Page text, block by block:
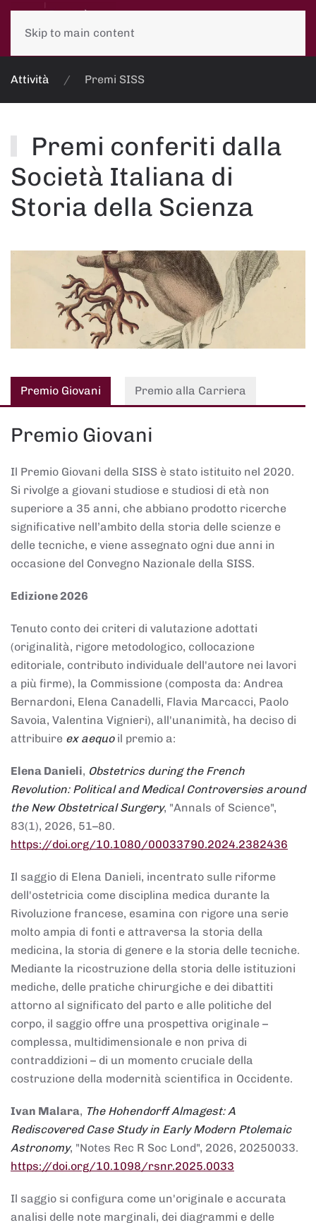
Skip to main content
Attività Premi SISS
Premi conferiti dalla
Società Italiana di
Storia della Scienza
Premio Giovani Premio alla Carriera
Premio Giovani
Il Premio Giovani della SISS è stato istituito nel 2020.
Si rivolge a giovani studiose e studiosi di età non
superiore a 35 anni, che abbiano prodotto ricerche
significative nell’ambito della storia delle scienze e
delle tecniche, e viene assegnato ogni due anni in
occasione del Convegno Nazionale della SISS.
Edizione 2026
Tenuto conto dei criteri di valutazione adottati
(originalità, rigore metodologico, collocazione
editoriale, contributo individuale dell'autore nei lavori
a più firme), la Commissione (composta da: Andrea
Bernardoni, Elena Canadelli, Flavia Marcacci, Paolo
Savoia, Valentina Vignieri), all'unanimità, ha deciso di
attribuire ex aequoil premio a:
Elena Danieli, Obstetrics during the French
Revolution: Political and Medical Controversies around
the New Obstetrical Surgery, "Annals of Science",
83(1), 2026, 51–80.
https://doi.org/10.1080/00033790.2024.2382436
Il saggio di Elena Danieli, incentrato sulle riforme
dell'ostetricia come disciplina medica durante la
Rivoluzione francese, esamina con rigore una serie
molto ampia di fonti e attraversa la storia della
medicina, la storia di genere e la storia delle tecniche.
Mediante la ricostruzione della storia delle istituzioni
mediche, delle pratiche chirurgiche e dei dibattiti
attorno al significato del parto e alle politiche del
corpo, il saggio offre una prospettiva originale –
complessa, multidimensionale e non priva di
contraddizioni – di un momento cruciale della
costruzione della modernità scientifica in Occidente.
Ivan Malara, The Hohendorff Almagest: A
Rediscovered Case Study in Early Modern Ptolemaic
Astronomy, "Notes Rec R Soc Lond", 2026, 20250033.
https://doi.org/10.1098/rsnr.2025.0033
Il saggio si configura come un'originale e accurata
analisi delle note marginali, dei diagrammi e delle